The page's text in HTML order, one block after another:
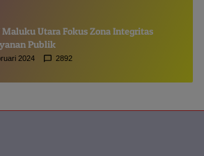
Maluku Utara Fokus Zona Integritas
Publik
2024 2892